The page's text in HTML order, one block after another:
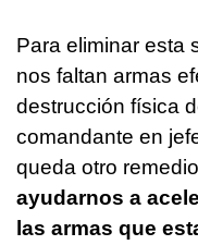
Para eliminar esta
nos faltan armas
destrucción física
comandante en
queda otro
ayudarnos a
las armas que